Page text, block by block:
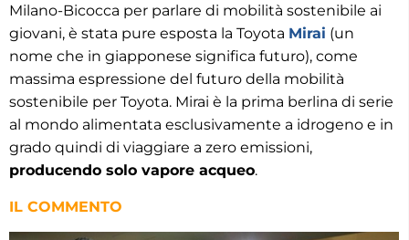
Milano-Bicocca per parlare di mobilità sostenibile ai
giovani, è stata pure esposta la Toyota Mirai (un
nome che in giapponese significa futuro), come
massima espressione del futuro della mobilità
sostenibile per Toyota. Mirai è la prima berlina di serie
al mondo alimentata esclusivamente a idrogeno e in
grado quindi di viaggiare a zero emissioni,
producendo solo vapore acqueo.
IL COMMENTO